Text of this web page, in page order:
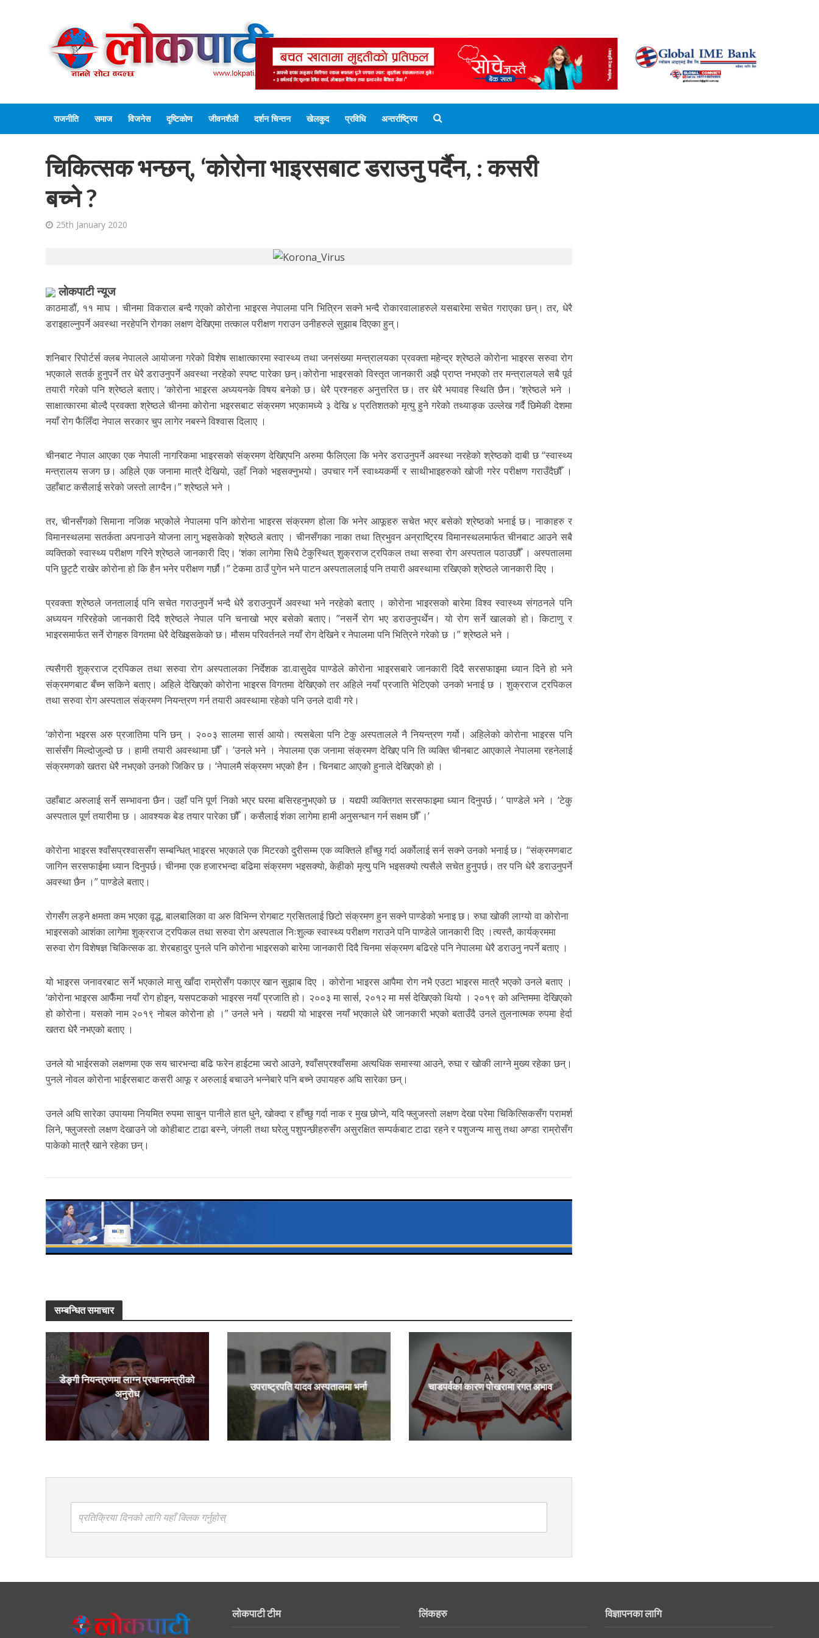
राजनीति समाज विजनेस दृष्टिकोण जीवनशैली दर्शन चिन्तन खेलकुद प्रविधि अन्तर्राष्ट्रिय
चिकित्सक भन्छन्, ‘कोरोना भाइरसबाट डराउनु पर्दैन, : कसरी
बच्ने ?
25th January 2020
लाेकपाटी न्यूज
काठमाडौं, ११ माघ । चीनमा विकराल बन्दै गएको कोरोना भाइरस नेपालमा पनि भित्रिन सक्ने भन्दै रोकारवालाहरुले यसबारेमा सचेत गराएका छन्। तर, धेरै
डराइहाल्नुपर्ने अवस्था नरहेपनि रोगका लक्षण देखिएमा तत्काल परीक्षण गराउन उनीहरुले सुझाब दिएका हुन्।
शनिबार रिपोर्टर्स क्लब नेपालले आयोजना गरेको विशेष साक्षात्कारमा स्वास्थ्य तथा जनसंख्या मन्त्रालयका प्रवक्ता महेन्द्र श्रेष्ठले कोरोना भाइरस सरुवा रोग
भएकाले सतर्क हुनुपर्ने तर धेरै डराउनुपर्ने अवस्था नरहेको स्पष्ट पारेका छन्।कोरोना भाइरसको विस्तृत जानकारी अझै प्राप्त नभएको तर मन्त्रालयले सबै पूर्व
तयारी गरेको पनि श्रेष्ठले बताए। ‘कोरोना भाइरस अध्ययनके विषय बनेको छ। धेरै प्रश्नहरु अनुत्तरित छ। तर धेरै भयावह स्थिति छैन। ’श्रेष्ठले भने ।
साक्षात्कारमा बोल्दै प्रवक्ता श्रेष्ठले चीनमा कोरोना भइरसबाट संक्रमण भएकामध्ये ३ देखि ४ प्रतिशतको मृत्यु हुने गरेको तथ्याङ्क उल्लेख गर्दै छिमेकी देशमा
नयाँ रोग फैलिँदा नेपाल सरकार चुप लागेर नबस्ने विश्वास दिलाए ।
चीनबाट नेपाल आएका एक नेपाली नागरिकमा भाइरसको संक्रमण देखिएपनि अरुमा फैलिएला कि भनेर डराउनुपर्ने अवस्था नरहेको श्रेष्ठको दाबी छ “स्वास्थ्य
मन्त्रालय सजग छ। अहिले एक जनामा मात्रै देखियो, उहाँ निको भइसक्नुभयो। उपचार गर्ने स्वाथ्यकर्मी र साथीभाइहरुको खोजी गरेर परीक्षण गराउँदैछौँ ।
उहाँबाट कसैलाई सरेको जस्तो लाग्दैन।” श्रेष्ठले भने ।
तर, चीनसँगको सिमाना नजिक भएकोले नेपालमा पनि कोरोना भाइरस संक्रमण होला कि भनेर आफूहरु सचेत भएर बसेको श्रेष्ठको भनाई छ। नाकाहरु र
विमानस्थलमा सतर्कता अपनाउने योजना लागु भइसकेको श्रेष्ठले बताए । चीनसँगका नाका तथा त्रिभुवन अन्राष्ट्रिय विमानस्थलमार्फत चीनबाट आउने सबै
व्यक्तिको स्वास्थ्य परीक्षण गरिने श्रेष्ठले जानकारी दिए। ‘शंका लागेमा सिधै टेकुस्थित् शुक्रराज ट्रपिकल तथा सरुवा रोग अस्पताल पठाउछौँ । अस्पतालमा
पनि छुट्टै राखेर कोरोना हो कि हैन भनेर परीक्षण गर्छौ।” टेकमा ठाउँ पुगेन भने पाटन अस्पताललाई पनि तयारी अवस्थामा रखिएको श्रेष्ठले जानकारी दिए ।
प्रवक्ता श्रेष्ठले जनतालाई पनि सचेत गराउनुपर्ने भन्दै धेरै डराउनुपर्ने अवस्था भने नरहेको बताए । कोरोना भाइरसको बारेमा विश्व स्वास्थ्य संगठनले पनि
अध्ययन गरिरहेको जानकारी दिदै श्रेष्ठले नेपाल पनि चनाखो भएर बसेको बताए। ”नसर्ने रोग भए डराउनुपर्थेन। यो रोग सर्ने खालको हो। किटाणु र
भाइरसमार्फत सर्ने रोगहरु विगतमा धेरै देखिइसकेको छ। मौसम परिवर्तनले नयाँ रोग देखिने र नेपालमा पनि भित्रिने गरेको छ ।” श्रेष्ठले भने ।
त्यसैगरी शुक्रराज ट्रपिकल तथा सरुवा रोग अस्पतालका निर्देशक डा.वासुदेव पाण्डेले कोरोना भाइरसबारे जानकारी दिदै सरसफाइमा ध्यान दिने हो भने
संक्रमणबाट बँच्न सकिने बताए। अहिले देखिएको कोरोना भाइरस विगतमा देखिएको तर अहिले नयाँ प्रजाति भेटिएको उनको भनाई छ । शुक्रराज ट्रपिकल
तथा सरुवा रोग अस्पताल संक्रमण नियन्त्रण गर्न तयारी अवस्थामा रहेको पनि उनले दावी गरे।
‘कोरोना भइरस अरु प्रजातिमा पनि छन् । २००३ सालमा सार्स आयो। त्यसबेला पनि टेकु अस्पतालले नै नियन्त्रण गर्यो। अहिलेको कोरोना भाइरस पनि
सार्ससँग मिल्दोजुल्दो छ । हामी तयारी अवस्थामा छौँ । ’उनले भने । नेपालमा एक जनामा संक्रमण देखिए पनि ति व्यक्ति चीनबाट आएकाले नेपालमा रहनेलाई
संक्रमणको खतरा धेरै नभएको उनको जिकिर छ । ‘नेपालमै संक्रमण भएको हैन । चिनबाट आएको हुनाले देखिएको हो ।
उहाँबाट अरुलाई सर्ने सम्भावना छैन। उहाँ पनि पूर्ण निको भएर घरमा बसिरहनुभएको छ । यद्यपी व्यक्तिगत सरसफाइमा ध्यान दिनुपर्छ। ’ पाण्डेले भने । ‘टेकु
अस्पताल पूर्ण तयारीमा छ । आवश्यक बेड तयार पारेका छौँ । कसैलाई शंका लागेमा हामी अनुसन्धान गर्न सक्षम छौँ ।’
कोरोना भाइरस श्वाँसप्रश्वाससँग सम्बन्धित् भाइरस भएकाले एक मिटरको दुरीसम्म एक व्यक्तिले हाँच्छु गर्दा अर्कोलाई सर्न सक्ने उनको भनाई छ। “संक्रमणबाट
जागिन सरसफाईमा ध्यान दिनुपर्छ। चीनमा एक हजारभन्दा बढिमा संक्रमण भइसक्यो, केहीको मृत्यु पनि भइसक्यो त्यसैले सचेत हुनुपर्छ। तर पनि धेरै डराउनुपर्ने
अवस्था छैन ।” पाण्डेले बताए।
रोगसँग लड्ने क्षमता कम भएका वृद्ध, बालबालिका वा अरु विभिन्न रोगबाट ग्रसितलाई छिटो संक्रमण हुन सक्ने पाण्डेको भनाइ छ। रुघा खोकी लाग्यो वा कोरोना
भाइरसको आशंका लागेमा शुक्रराज ट्रपिकल तथा सरुवा रोग अस्पताल निःशुल्क स्वास्थ्य परीक्षण गराउने पनि पाण्डेले जानकारी दिए ।त्यस्तै, कार्यक्रममा
सरुवा रोग विशेषज्ञ चिकित्सक डा. शेरबहादुर पुनले पनि कोरोना भाइरसको बारेमा जानकारी दिदै चिनमा संक्रमण बढिरहे पनि नेपालमा धेरै डराउनु नपर्ने बताए ।
यो भाइरस जनावरबाट सर्ने भएकाले मासु खाँदा राम्रोसँग पकाएर खान सुझाब दिए । कोरोना भाइरस आपैमा रोग नभै एउटा भाइरस मात्रै भएको उनले बताए ।
‘कोरोना भाइरस आफैँमा नयाँ रोग होइन, यसपटकको भाइरस नयाँ प्रजाति हो। २००३ मा सार्स, २०१२ मा मर्स देखिएको थियो । २०१९ को अन्तिममा देखिएको
हो कोरोना। यसको नाम २०१९ नोबल कोरोना हो ।” उनले भने । यद्यपी यो भाइरस नयाँ भएकाले धेरै जानकारी भएको बताउँदै उनले तुलनात्मक रुपमा हेर्दा
खतरा धेरै नभएको बताए ।
उनले यो भाईरसको लक्षणमा एक सय चारभन्दा बढि फरेन हाईटमा ज्वरो आउने, श्वाँसप्रश्वाँसमा अत्यधिक समास्या आउने, रुघा र खोकी लाग्ने मुख्य रहेका छन्।
पुनले नोवल कोरोना भाईरसबाट कसरी आफू र अरुलाई बचाउने भन्नेबारे पनि बच्ने उपायहरु अघि सारेका छन्।
उनले अघि सारेका उपायमा नियमित रुपमा साबुन पानीले हात धुने, खोक्दा र हाँच्छु गर्दा नाक र मुख छोप्ने, यदि फ्लुजस्तो लक्षण देखा परेमा चिकित्सिकसँग परामर्श
लिने, फ्लुजस्तो लक्षण देखाउने जो कोहीबाट टाढा बस्ने, जंगली तथा घरेलु पशुपन्छीहरुसँग असुरक्षित सम्पर्कबाट टाढा रहने र पशुजन्य मासु तथा अण्डा राम्रोसँग
पाकेको मात्रै खाने रहेका छन्।
सम्बन्धित समाचार
डेङ्गी नियन्त्रणमा लाग्न प्रधानमन्त्रीको
अनुरोध
उपराष्ट्रपति यादव अस्पतालमा भर्ना चाडपर्वका कारण पोखरामा रगत अभाव
प्रतिक्रिया दिनको लागि यहाँ क्लिक गर्नुहोस्
लोकपाटी टीम लिंकहरु विज्ञापनका लागि